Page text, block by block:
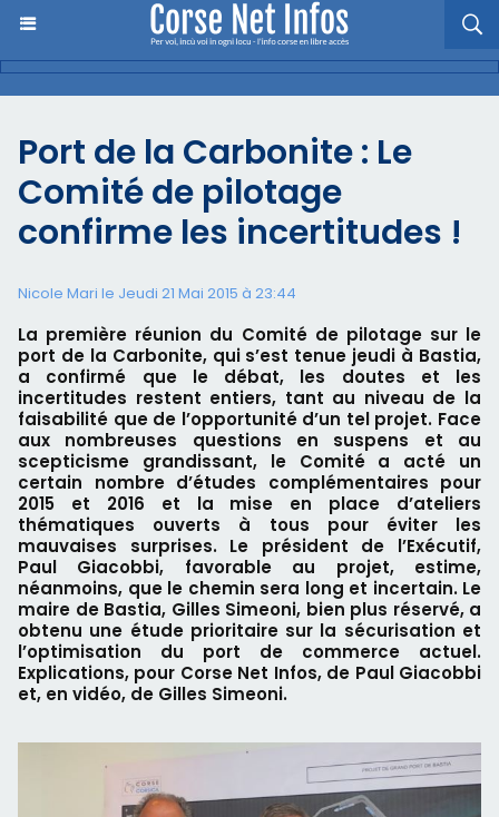
Port de la Carbonite : Le
Comité de pilotage
confirme les incertitudes !
Nicole Mari le Jeudi 21 Mai 2015 à 23:44
La première réunion du Comité de pilotage sur le
port de la Carbonite, qui s’est tenue jeudi à Bastia,
a confirmé que le débat, les doutes et les
incertitudes restent entiers, tant au niveau de la
faisabilité que de l’opportunité d’un tel projet. Face
aux nombreuses questions en suspens et au
scepticisme grandissant, le Comité a acté un
certain nombre d’études complémentaires pour
2015 et 2016 et la mise en place d’ateliers
thématiques ouverts à tous pour éviter les
mauvaises surprises. Le président de l’Exécutif,
Paul Giacobbi, favorable au projet, estime,
néanmoins, que le chemin sera long et incertain. Le
maire de Bastia, Gilles Simeoni, bien plus réservé, a
obtenu une étude prioritaire sur la sécurisation et
l’optimisation du port de commerce actuel.
Explications, pour Corse Net Infos, de Paul Giacobbi
et, en vidéo, de Gilles Simeoni.